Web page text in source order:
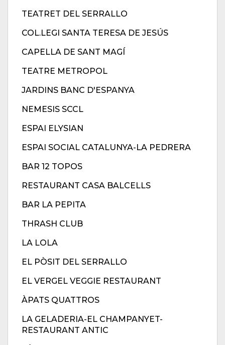
TEATRET DEL SERRALLO
COL.LEGI SANTA TERESA DE JESÚS
CAPELLA DE SANT MAGÍ
TEATRE METROPOL
JARDINS BANC D'ESPANYA
NEMESIS SCCL
ESPAI ELYSIAN
ESPAI SOCIAL CATALUNYA-LA PEDRERA
BAR 12 TOPOS
RESTAURANT CASA BALCELLS
BAR LA PEPITA
THRASH CLUB
LA LOLA
EL PÒSIT DEL SERRALLO
EL VERGEL VEGGIE RESTAURANT
ÀPATS QUATTROS
LA GELADERIA-EL CHAMPANYET-
RESTAURANT ANTIC